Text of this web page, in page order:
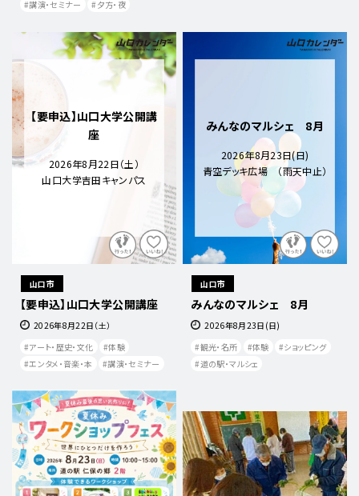
講演・セミナー 夕方・夜​
【要申込】山口大学公開講
座
2026年8月22日（土）
山口大学吉田キャンパス
山口市
【要申込】山口大学公開講座
2026年8月22日（土）
アート・歴史・文化
体験
エンタメ・音楽・本
講演・セミナー
みんなのマルシェ 8月
2026年8月23日(日)
青空デッキ広場 （雨天中止）
山口市
みんなのマルシェ 8月
2026年8月23日(日)
観光・名所
体験
ショッピング
道の駅・マルシェ